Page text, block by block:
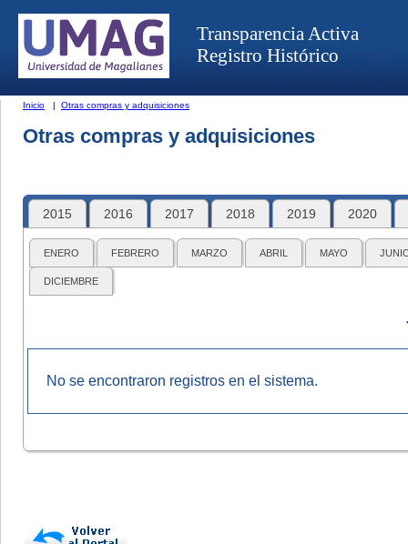
Transparencia Activa
Registro Histórico
Inicio | Otras compras y adquisiciones
Otras compras y adquisiciones
2015 2016 2017 2018 2019 2020
ENERO FEBRERO MARZO ABRIL MAYO
DICIEMBRE
No se encontraron registros en el sistema.